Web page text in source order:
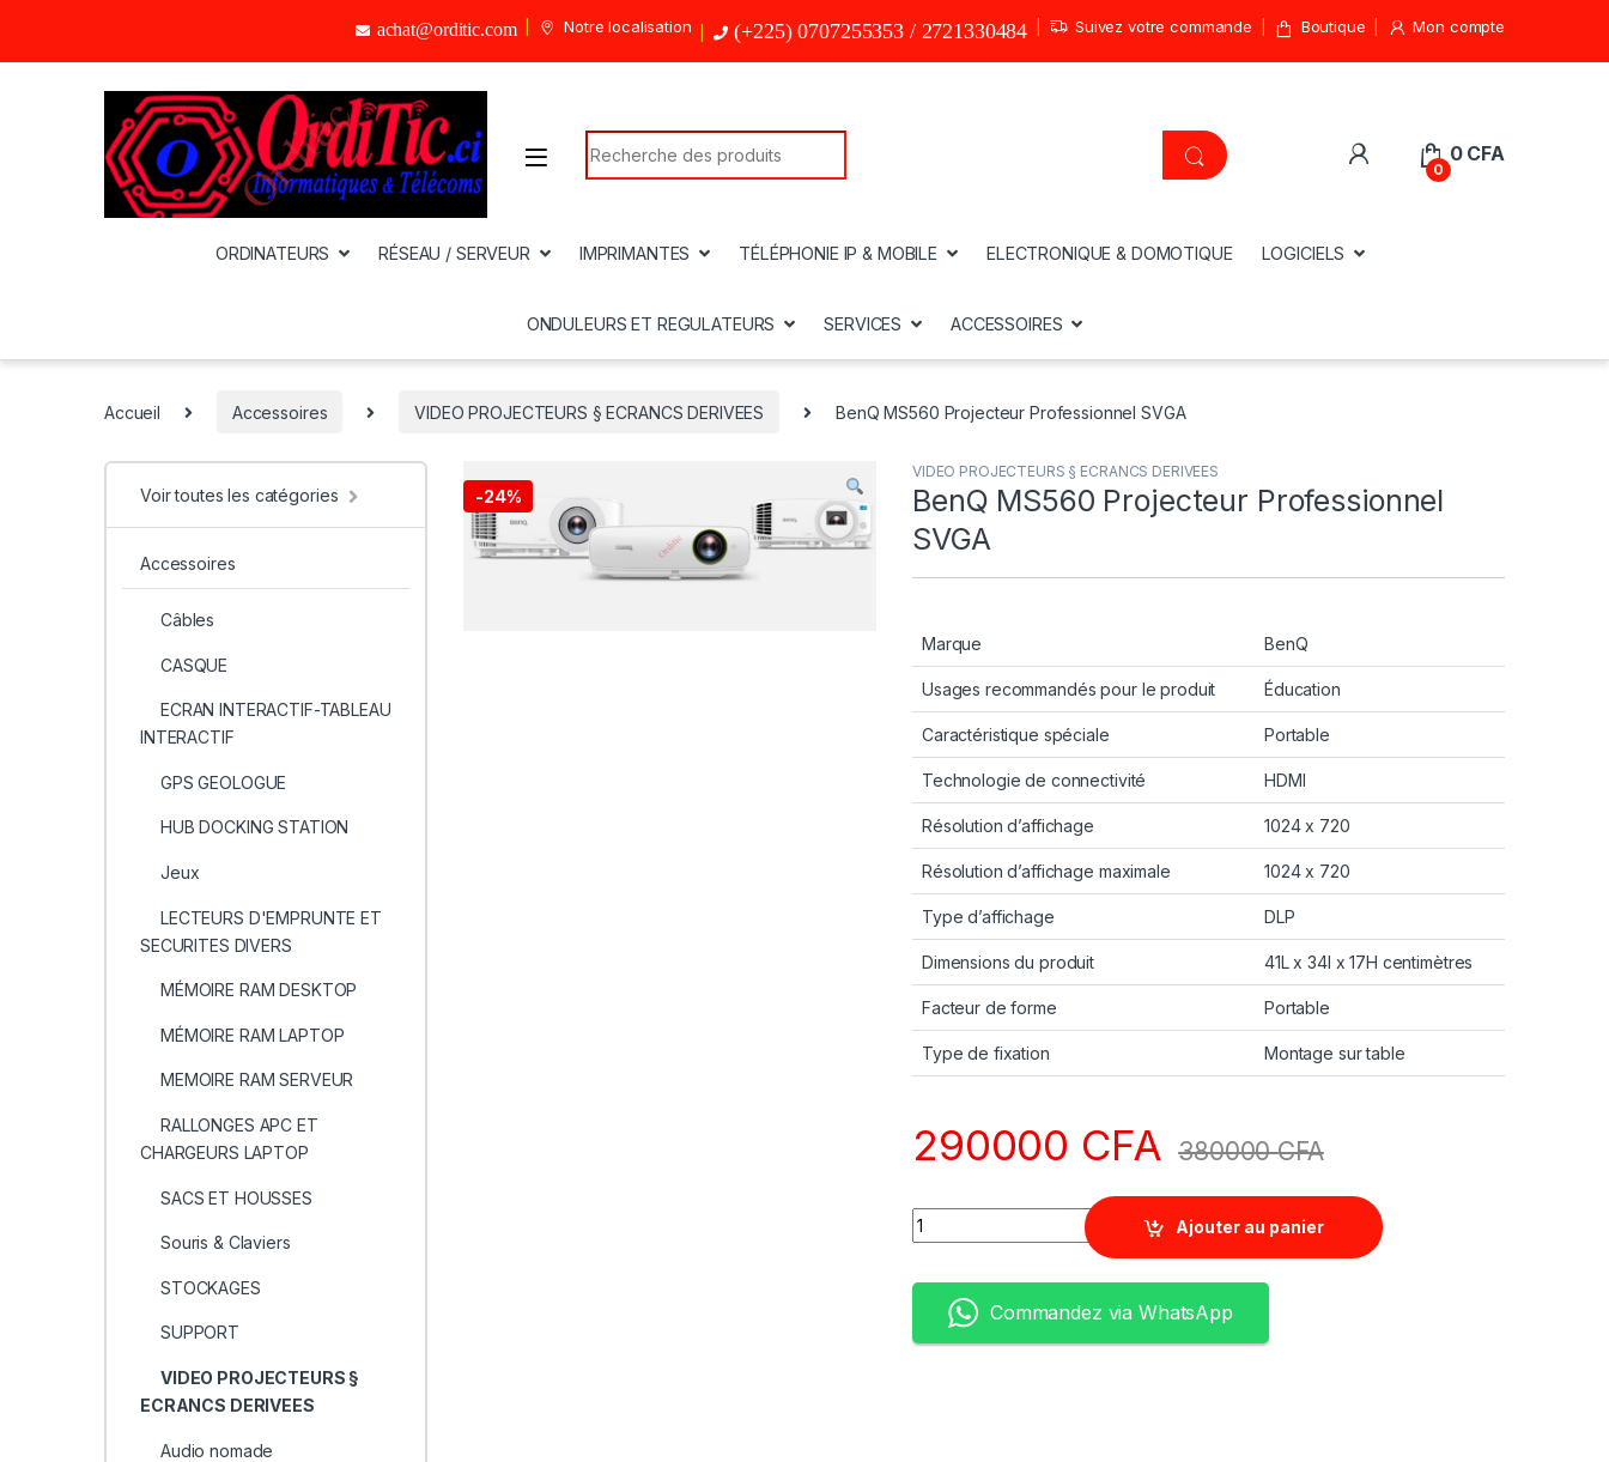
achat@orditic.com Notre localisation (+225) 0707255353 / 2721330484 Suivez votre commande Boutique Mon compte
Search for:
0
0 CFA
ORDINATEURS RÉSEAU / SERVEUR IMPRIMANTES TÉLÉPHONIE IP & MOBILE ELECTRONIQUE & DOMOTIQUE LOGICIELS
ONDULEURS ET REGULATEURS SERVICES ACCESSOIRES
Accueil Accessoires VIDEO PROJECTEURS § ECRANCS DERIVEES BenQ MS560 Projecteur Professionnel SVGA
-24%
VIDEO PROJECTEURS § ECRANCS DERIVEES
BenQ MS560 Projecteur Professionnel
SVGA
Marque BenQ
Usages recommandés pour le produit Éducation
Caractéristique spéciale Portable
Technologie de connectivité HDMI
Résolution d’affichage 1024 x 720
Résolution d’affichage maximale 1024 x 720
Type d’affichage DLP
Dimensions du produit 41L x 34l x 17H centimètres
Facteur de forme Portable
Type de fixation Montage sur table
290000 CFA 380000CFA
Quantity
Ajouter au panier
Commandez via WhatsApp
Voir toutes les catégories
Accessoires
Câbles
CASQUE
ECRAN INTERACTIF-TABLEAU
INTERACTIF
GPS GEOLOGUE
HUB DOCKING STATION
Jeux
LECTEURS D'EMPRUNTE ET
SECURITES DIVERS
MÉMOIRE RAM DESKTOP
MÉMOIRE RAM LAPTOP
MEMOIRE RAM SERVEUR
RALLONGES APC ET
CHARGEURS LAPTOP
SACS ET HOUSSES
Souris & Claviers
STOCKAGES
SUPPORT
VIDEO PROJECTEURS §
ECRANCS DERIVEES
Audio nomade